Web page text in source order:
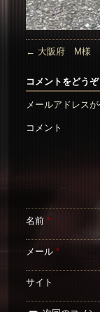
← 大阪府 M様
コメントをどうぞ
メールアドレス
コメント
名前 *
メール *
サイト